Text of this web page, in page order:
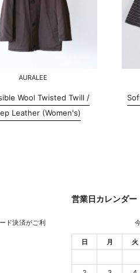
AURALEE
Wool Twisted Twill /
Leather (Women's)
ド決済がご利
営業日カレンダー
日 月 火